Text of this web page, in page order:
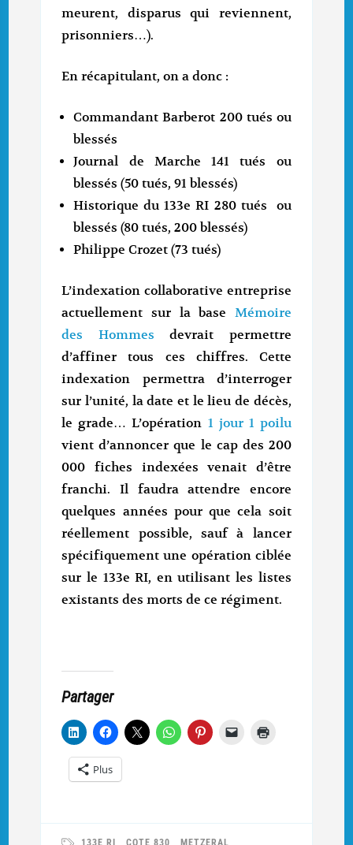
meurent, disparus qui reviennent,
prisonniers…).
En récapitulant, on a donc :
Commandant Barberot 200 tués ou
blessés
Journal de Marche 141 tués ou
blessés (50 tués, 91 blessés)
Historique du 133e RI 280 tués ou
blessés (80 tués, 200 blessés)
Philippe Crozet (73 tués)
L’indexation collaborative entreprise
actuellement sur la base Mémoire
des Hommes devrait permettre
d’affiner tous ces chiffres. Cette
indexation permettra d’interroger
sur l’unité, la date et le lieu de décès,
le grade… L’opération 1 jour 1 poilu
vient d’annoncer que le cap des 200
000 fiches indexées venait d’être
franchi. Il faudra attendre encore
quelques années pour que cela soit
réellement possible, sauf à lancer
spécifiquement une opération ciblée
sur le 133e RI, en utilisant les listes
existants des morts de ce régiment.
Partager
Plus